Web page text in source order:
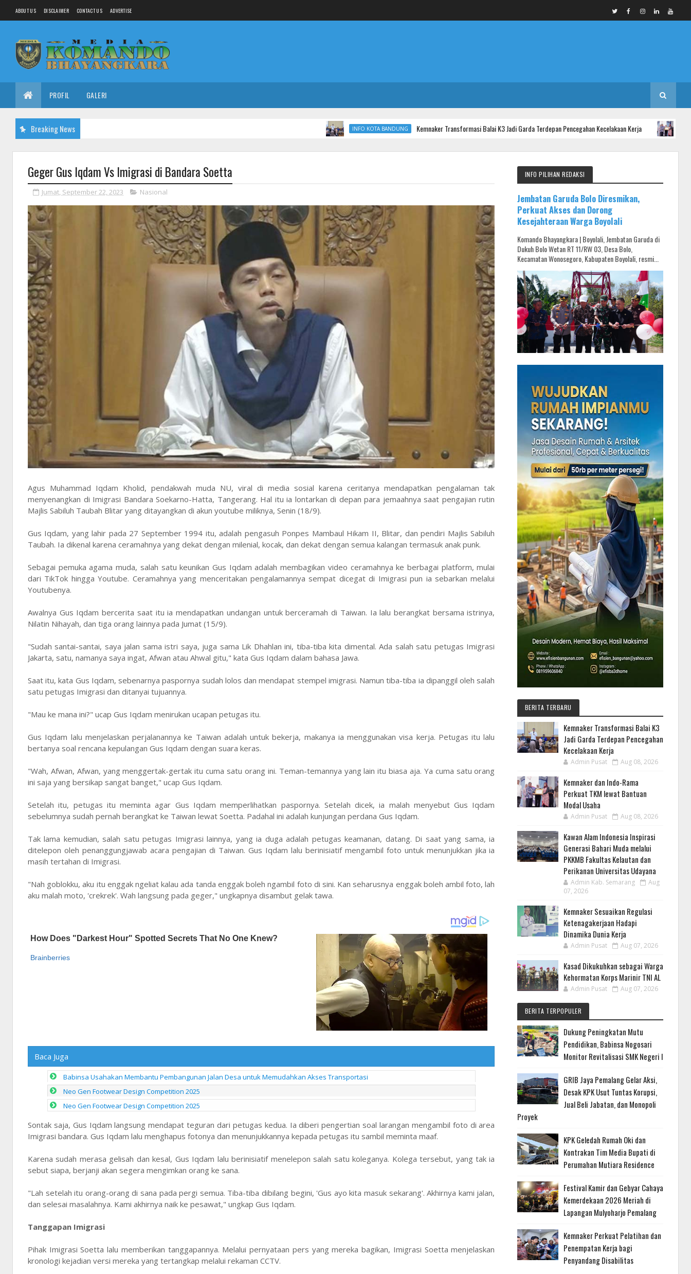
ABOUT US DISCLAIMER CONTACT US ADVERTISE
PROFIL GALERI
Breaking News INFO KOTA BANDUNG Kemnaker Transformasi Balai K3 Jadi Garda Terdepan Pencegahan Kecelakaan Kerja INFO KAB.
Geger Gus Iqdam Vs Imigrasi di Bandara Soetta
Jumat, September 22, 2023 Nasional
Agus Muhammad Iqdam Kholid, pendakwah muda NU, viral di media sosial karena ceritanya mendapatkan pengalaman tak
menyenangkan di Imigrasi Bandara Soekarno-Hatta, Tangerang. Hal itu ia lontarkan di depan para jemaahnya saat pengajian rutin
Majlis Sabiluh Taubah Blitar yang ditayangkan di akun youtube miliknya, Senin (18/9).
Gus Iqdam, yang lahir pada 27 September 1994 itu, adalah pengasuh Ponpes Mambaul Hikam II, Blitar, dan pendiri Majlis Sabiluh
Taubah. Ia dikenal karena ceramahnya yang dekat dengan milenial, kocak, dan dekat dengan semua kalangan termasuk anak punk.
Sebagai pemuka agama muda, salah satu keunikan Gus Iqdam adalah membagikan video ceramahnya ke berbagai platform, mulai
dari TikTok hingga Youtube. Ceramahnya yang menceritakan pengalamannya sempat dicegat di Imigrasi pun ia sebarkan melalui
Youtubenya.
Awalnya Gus Iqdam bercerita saat itu ia mendapatkan undangan untuk berceramah di Taiwan. Ia lalu berangkat bersama istrinya,
Nilatin Nihayah, dan tiga orang lainnya pada Jumat (15/9).
"Sudah santai-santai, saya jalan sama istri saya, juga sama Lik Dhahlan ini, tiba-tiba kita dimental. Ada salah satu petugas Imigrasi
Jakarta, satu, namanya saya ingat, Afwan atau Ahwal gitu," kata Gus Iqdam dalam bahasa Jawa.
Saat itu, kata Gus Iqdam, sebenarnya paspornya sudah lolos dan mendapat stempel imigrasi. Namun tiba-tiba ia dipanggil oleh salah
satu petugas Imigrasi dan ditanyai tujuannya.
"Mau ke mana ini?" ucap Gus Iqdam menirukan ucapan petugas itu.
Gus Iqdam lalu menjelaskan perjalanannya ke Taiwan adalah untuk bekerja, makanya ia menggunakan visa kerja. Petugas itu lalu
bertanya soal rencana kepulangan Gus Iqdam dengan suara keras.
"Wah, Afwan, Afwan, yang menggertak-gertak itu cuma satu orang ini. Teman-temannya yang lain itu biasa aja. Ya cuma satu orang
ini saja yang bersikap sangat banget," ucap Gus Iqdam.
Setelah itu, petugas itu meminta agar Gus Iqdam memperlihatkan paspornya. Setelah dicek, ia malah menyebut Gus Iqdam
sebelumnya sudah pernah berangkat ke Taiwan lewat Soetta. Padahal ini adalah kunjungan perdana Gus Iqdam.
Tak lama kemudian, salah satu petugas Imigrasi lainnya, yang ia duga adalah petugas keamanan, datang. Di saat yang sama, ia
ditelepon oleh penanggungjawab acara pengajian di Taiwan. Gus Iqdam lalu berinisiatif mengambil foto untuk menunjukkan jika ia
masih tertahan di Imigrasi.
"Nah goblokku, aku itu enggak ngeliat kalau ada tanda enggak boleh ngambil foto di sini. Kan seharusnya enggak boleh ambil foto, lah
aku malah moto, 'crekrek'. Wah langsung pada geger," ungkapnya disambut gelak tawa.
Baca Juga
Babinsa Usahakan Membantu Pembangunan Jalan Desa untuk Memudahkan Akses Transportasi
Neo Gen Footwear Design Competition 2025
Neo Gen Footwear Design Competition 2025
Sontak saja, Gus Iqdam langsung mendapat teguran dari petugas kedua. Ia diberi pengertian soal larangan mengambil foto di area
Imigrasi bandara. Gus Iqdam lalu menghapus fotonya dan menunjukkannya kepada petugas itu sambil meminta maaf.
Karena sudah merasa gelisah dan kesal, Gus Iqdam lalu berinisiatif menelepon salah satu koleganya. Kolega tersebut, yang tak ia
sebut siapa, berjanji akan segera mengimkan orang ke sana.
"Lah setelah itu orang-orang di sana pada pergi semua. Tiba-tiba dibilang begini, 'Gus ayo kita masuk sekarang'. Akhirnya kami jalan,
dan selesai masalahnya. Kami akhirnya naik ke pesawat," ungkap Gus Iqdam.
Tanggapan Imigrasi
Pihak Imigrasi Soetta lalu memberikan tanggapannya. Melalui pernyataan pers yang mereka bagikan, Imigrasi Soetta menjelaskan
kronologi kejadian versi mereka yang tertangkap melalui rekaman CCTV.
INFO PILIHAN REDAKSI
Jembatan Garuda Bolo Diresmikan,
Perkuat Akses dan Dorong
Kesejahteraan Warga Boyolali
Komando Bhayangkara | Boyolali, Jembatan Garuda di
Dukuh Bolo Wetan RT 11/RW 03, Desa Bolo,
Kecamatan Wonosegoro, Kabupaten Boyolali, resmi...
BERITA TERBARU
Kemnaker Transformasi Balai K3
Jadi Garda Terdepan Pencegahan
Kecelakaan Kerja
Admin Pusat Aug 08, 2026
Kemnaker dan Indo-Rama
Perkuat TKM lewat Bantuan
Modal Usaha
Admin Pusat Aug 08, 2026
Kawan Alam Indonesia Inspirasi
Generasi Bahari Muda melalui
PKKMB Fakultas Kelautan dan
Perikanan Universitas Udayana
Admin Kab. Semarang
Aug
07, 2026
Kemnaker Sesuaikan Regulasi
Ketenagakerjaan Hadapi
Dinamika Dunia Kerja
Admin Pusat Aug 07, 2026
Kasad Dikukuhkan sebagai Warga
Kehormatan Korps Marinir TNI AL
Admin Pusat Aug 07, 2026
BERITA TERPOPULER
Dukung Peningkatan Mutu
Pendidikan, Babinsa Nogosari
Monitor Revitalisasi SMK Negeri I
GRIB Jaya Pemalang Gelar Aksi,
Desak KPK Usut Tuntas Korupsi,
Jual Beli Jabatan, dan Monopoli
Proyek
KPK Geledah Rumah Oki dan
Kontrakan Tim Media Bupati di
Perumahan Mutiara Residence
Festival Kamir dan Gebyar Cahaya
Kemerdekaan 2026 Meriah di
Lapangan Mulyoharjo Pemalang
Kemnaker Perkuat Pelatihan dan
Penempatan Kerja bagi
Penyandang Disabilitas